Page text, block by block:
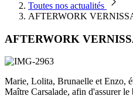
Toutes nos actualités
AFTERWORK
AFTERWORK
Marie, Lolita, Brunaelle et Enzo,
Maître Carsalade, afin d'assurer